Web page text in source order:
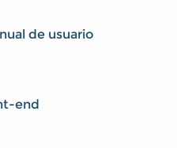
de usuario
end